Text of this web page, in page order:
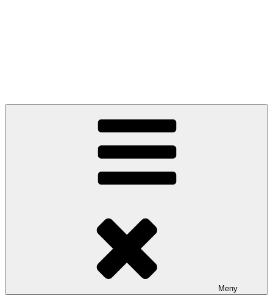
Meny